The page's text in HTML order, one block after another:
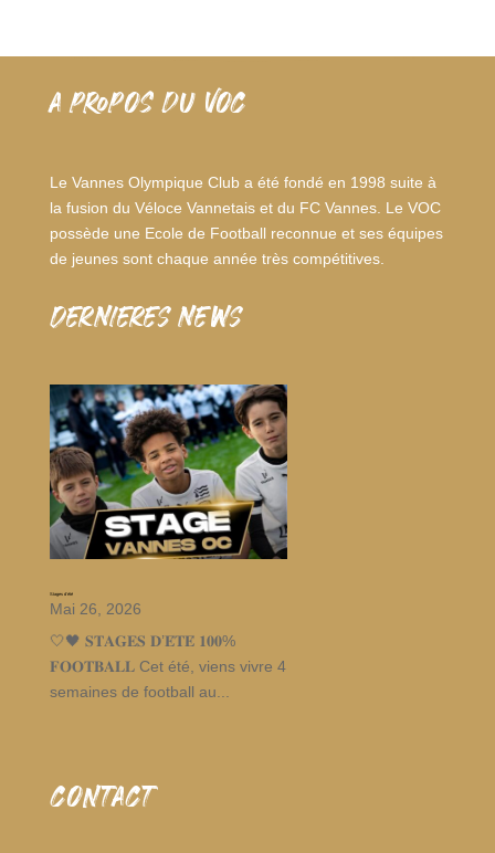
A PROPOS DU VOC
Le Vannes Olympique Club a été fondé en 1998 suite à
la fusion du Véloce Vannetais et du FC Vannes. Le VOC
possède une Ecole de Football reconnue et ses équipes
de jeunes sont chaque année très compétitives.
dernieres news
Stages d’été
Mai 26, 2026
🤍🖤 𝐒𝐓𝐀𝐆𝐄𝐒 𝐃’𝐄́𝐓𝐄́ 𝟏𝟎𝟎%
𝐅𝐎𝐎𝐓𝐁𝐀𝐋𝐋 Cet été, viens vivre 4
semaines de football au...
CONTACT